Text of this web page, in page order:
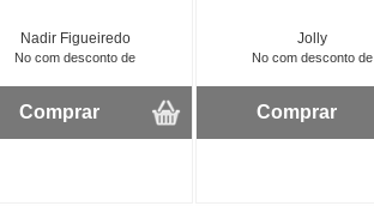
Nadir Figueiredo
No com desconto de
Comprar
Jolly
No com desconto de
Comprar